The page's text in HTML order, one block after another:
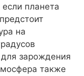
планета
на
зарождения
также